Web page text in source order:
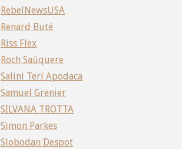
RebelNewsUSA
Renard Buté
Riss Flex
Roch Saüquere
Salini Teri Apodaca
Samuel Grenier
SILVANA TROTTA
Simon Parkes
Slobodan Despot